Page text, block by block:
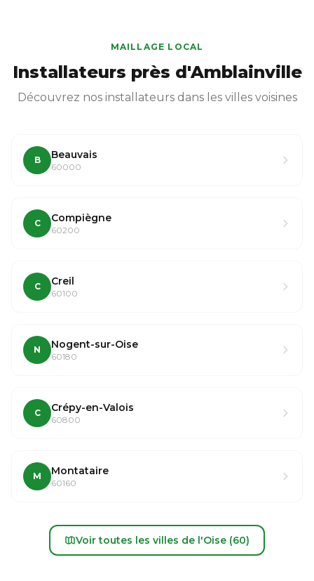
MAILLAGE LOCAL
Installateurs près d'Amblainville
Découvrez nos installateurs dans les villes voisines
B Beauvais
60000
C Compiègne
60200
C Creil
60100
N Nogent-sur-Oise
60180
C Crépy-en-Valois
60800
M Montataire
60160
Voir toutes les villes de l'Oise (60)